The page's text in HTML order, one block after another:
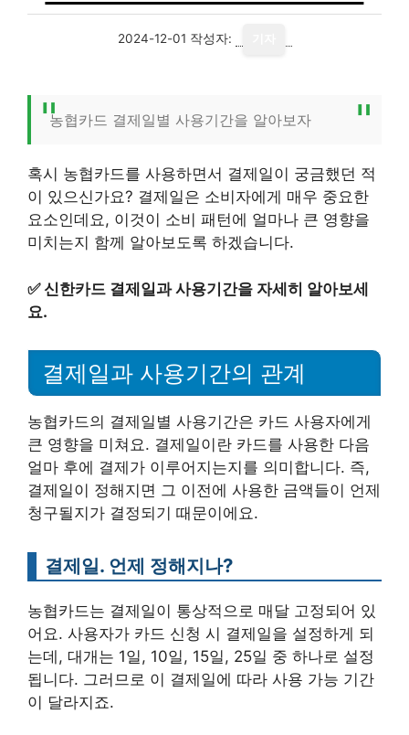
2024-12-01 작성자:
농협카드 결제일별 사용기간을 알아보자
혹시 농협카드를 사용하면서 결제일이 궁금했던 적
이 있으신가요? 결제일은 소비자에게 매우 중요한
요소인데요, 이것이 소비 패턴에 얼마나 큰 영향을
미치는지 함께 알아보도록 하겠습니다.
✅신한카드 결제일과 사용기간을 자세히 알아보세
요.
결제일과 사용기간의 관계
농협카드의 결제일별 사용기간은 카드 사용자에게
큰 영향을 미쳐요. 결제일이란 카드를 사용한 다음
얼마 후에 결제가 이루어지는지를 의미합니다. 즉,
결제일이 정해지면 그 이전에 사용한 금액들이 언제
청구될지가 결정되기 때문이에요.
결제일. 언제 정해지나?
농협카드는 결제일이 통상적으로 매달 고정되어 있
어요. 사용자가 카드 신청 시 결제일을 설정하게 되
는데, 대개는 1일, 10일, 15일, 25일 중 하나로 설정
됩니다. 그러므로 이 결제일에 따라 사용 가능 기간
이 달라지죠.